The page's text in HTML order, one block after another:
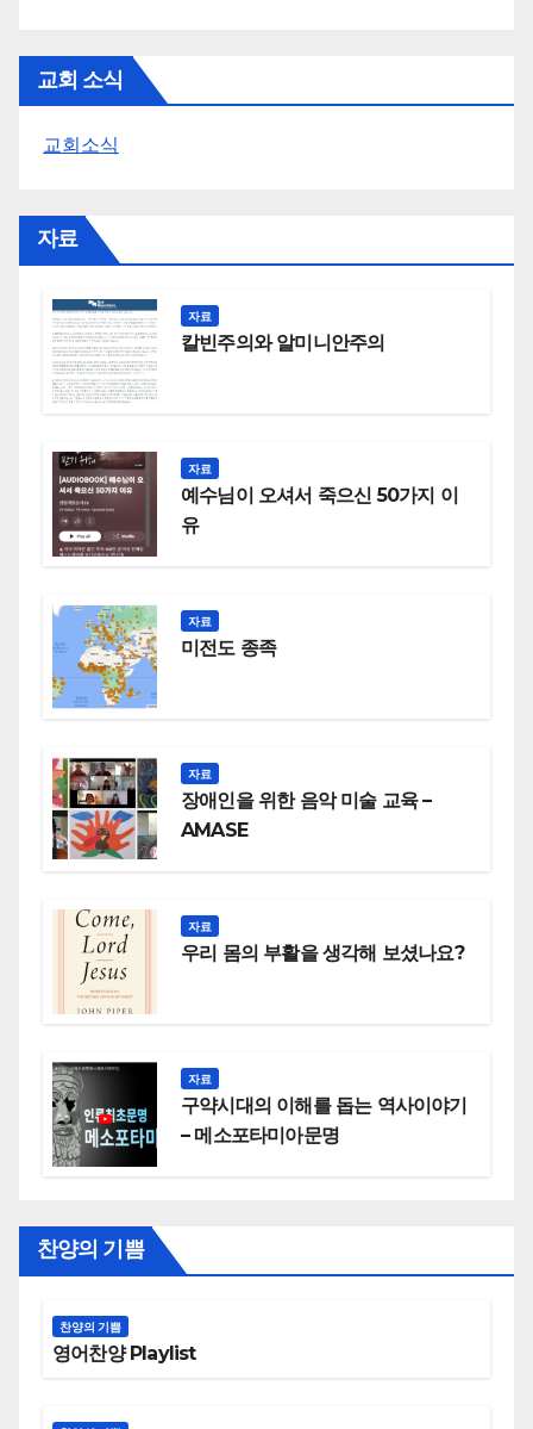
교회 소식
교회소식
자료
자료
칼빈주의와 알미니안주의
자료
예수님이 오셔서 죽으신 50가지 이
유
자료
미전도 종족
자료
장애인을 위한 음악 미술 교육 –
AMASE
자료
우리 몸의 부활을 생각해 보셨나요?
자료
구약시대의 이해를 돕는 역사이야기
– 메소포타미아문명
찬양의 기쁨
찬양의 기쁨
영어찬양 Playlist